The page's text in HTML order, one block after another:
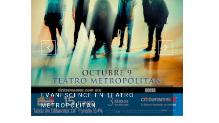
EVANESCENCE EN TEATRO
METROPÓLITAN